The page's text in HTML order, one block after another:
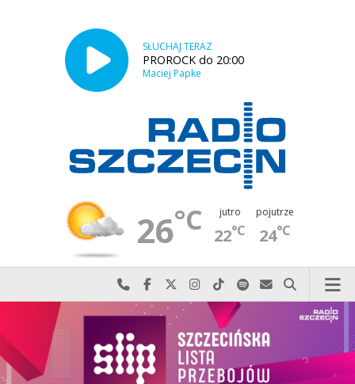
SŁUCHAJ TERAZ
PROROCK do 20:00
Maciej Papke
26°C jutro
22°C
pojutrze
24°C
Najlepiej po prostu do nas zadzwoń
Odwiedź nas na Facebook-u
Odwiedź nas na X
Odwiedź nas na Instagram-ie
Odwiedź nas na TikTok-u
Szukaj nas na Spotify
Wyślij do nas
Szukaj